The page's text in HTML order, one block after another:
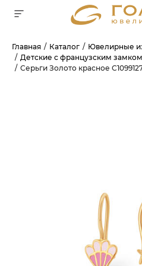
Главная Каталог Ювелирные
Детские с французским замком
Серьги Золото красное
Для клиентов всех банков